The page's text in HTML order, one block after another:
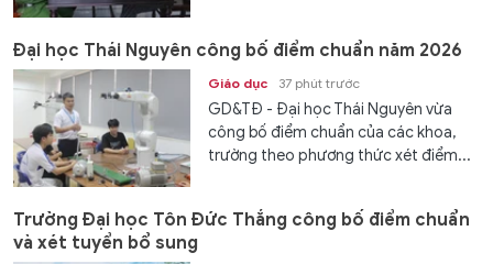
Đại học Thái Nguyên công bố điểm chuẩn năm 2026
Giáo dục 37 phút trước
GD&TĐ - Đại học Thái Nguyên vừa
công bố điểm chuẩn của các khoa,
trường theo phương thức xét điểm...
Trường Đại học Tôn Đức Thắng công bố điểm chuẩn
và xét tuyển bổ sung